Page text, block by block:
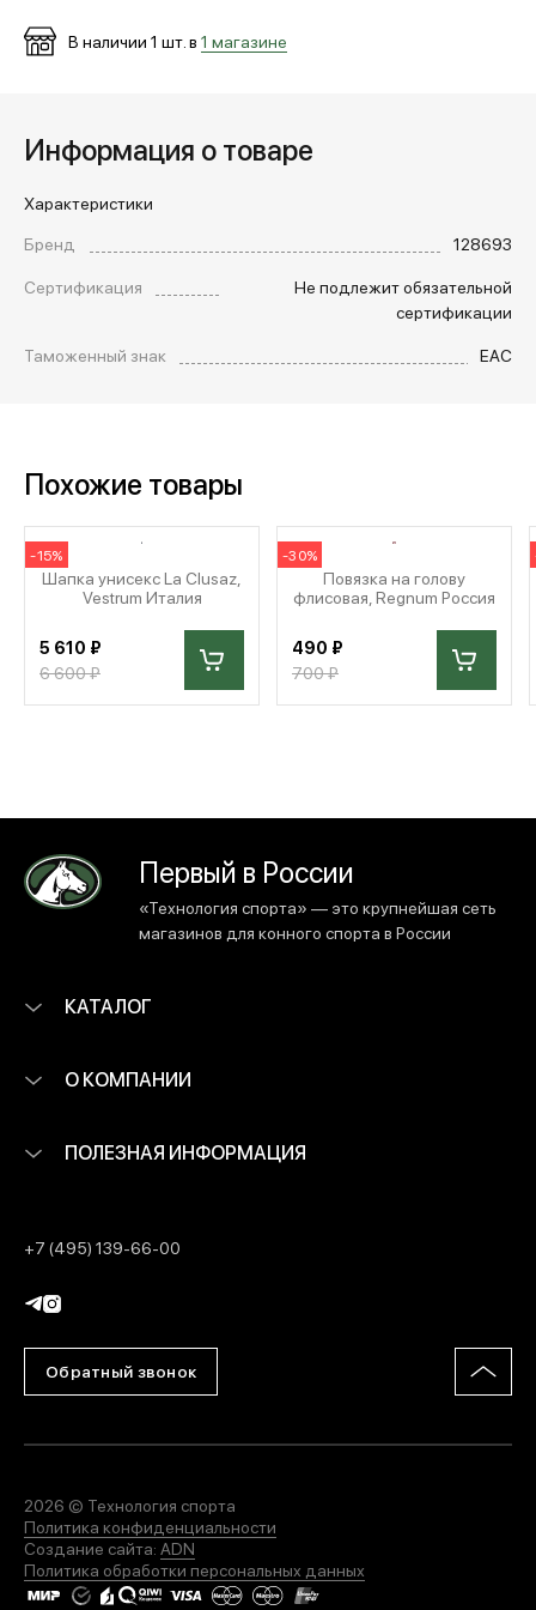
В наличии 1 шт. в 1 магазине
Информация о товаре
Характеристики
Бренд
128693
Сертификация
Не подлежит обязательной
сертификации
Таможенный знак
EAC
Похожие товары
-15%
Шапка унисекс La Clusaz,
Vestrum Италия
5 610 ₽
6 600 ₽
-30%
Повязка на голову
флисовая, Regnum Россия
490 ₽
700 ₽
Первый в России
«Технология спорта» — это крупнейшая сеть
магазинов для конного спорта в России
КАТАЛОГ
О КОМПАНИИ
ПОЛЕЗНАЯ ИНФОРМАЦИЯ
+7 (495) 139-66-00
Обратный звонок
2026 © Технология спорта
Политика конфиденциальности
Создание сайта: ADN
Политика обработки персональных данных